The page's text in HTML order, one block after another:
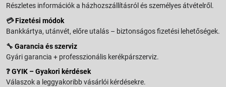
Részletes információk a házhozszállításról és személyes átvételről.
💳Fizetési módok
Bankkártya, utánvét, előre utalás – biztonságos fizetési lehetőségek.
🔧 Garancia és szerviz
Gyári garancia + professzionális kerékpárszerviz.
❓GYIK – Gyakori kérdések
Válaszok a leggyakoribb vásárlói kérdésekre.